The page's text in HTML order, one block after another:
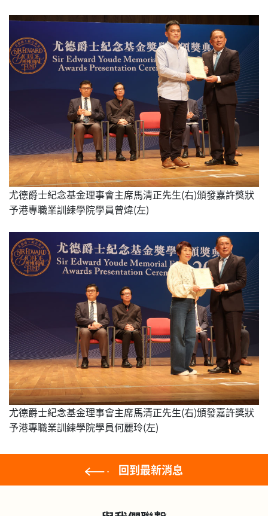
尤德爵士紀念基金理事會主席馬清正先生(右)頒發嘉許獎狀
予港專職業訓練學院學員曾煒(左)
尤德爵士紀念基金理事會主席馬清正先生(右)頒發嘉許獎狀
予港專職業訓練學院學員何麗玲(左)
回到最新消息